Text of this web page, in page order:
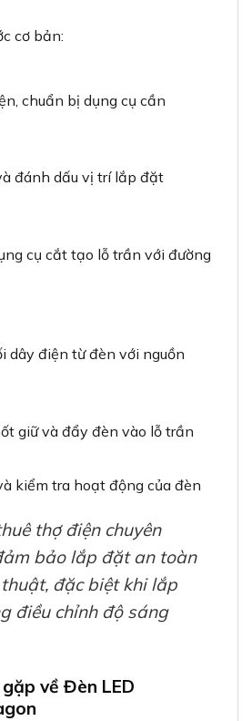
cơ bản:
chuẩn bị dụng cụ cần
đánh dấu vị trí lắp đặt
cụ cắt tạo lỗ trần với đường
dây điện từ đèn với nguồn
giữ và đẩy đèn vào lỗ trần
kiểm tra hoạt động của đèn
thợ điện chuyên
bảo lắp đặt an toàn
đặc biệt khi lắp
điều chỉnh độ sáng
về Đèn LED